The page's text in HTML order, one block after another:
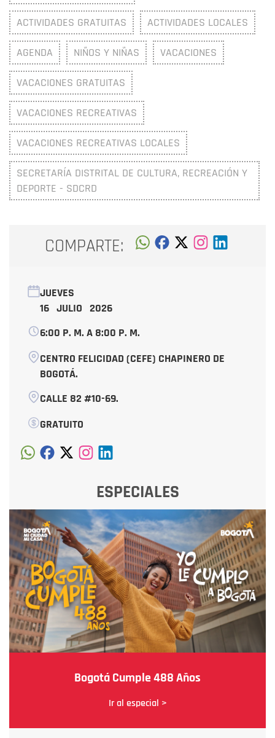
ACTIVIDADES GRATUITAS ACTIVIDADES LOCALES
AGENDA NIÑOS Y NIÑAS VACACIONES
VACACIONES GRATUITAS
VACACIONES RECREATIVAS
VACACIONES RECREATIVAS LOCALES
SECRETARÍA DISTRITAL DE CULTURA, RECREACIÓN Y
DEPORTE - SDCRD
COMPARTE:
JUEVES
16 JULIO 2026
6:00 P. M. A 8:00 P. M.
CENTRO FELICIDAD (CEFE) CHAPINERO DE
BOGOTÁ.
CALLE 82 #10-69.
GRATUITO
ESPECIALES
Bogotá Cumple 488 Años
Ir al especial >